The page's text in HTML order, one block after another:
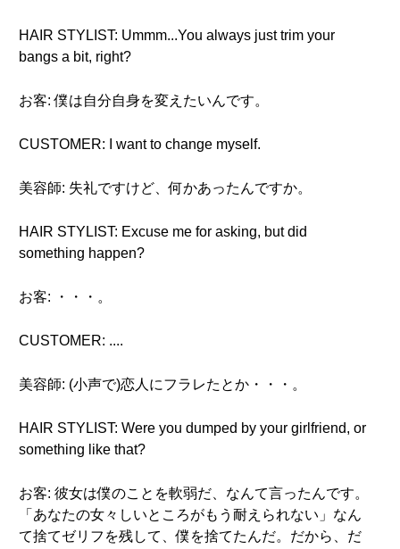
HAIR STYLIST: Ummm...You always just trim your
bangs a bit, right?
お客: 僕は自分自身を変えたいんです。
CUSTOMER: I want to change myself.
美容師: 失礼ですけど、何かあったんですか。
HAIR STYLIST: Excuse me for asking, but did
something happen?
お客: ・・・。
CUSTOMER: ....
美容師: (小声で)恋人にフラレたとか・・・。
HAIR STYLIST: Were you dumped by your girlfriend, or
something like that?
お客: 彼女は僕のことを軟弱だ、なんて言ったんです。
「あなたの女々しいところがもう耐えられない」なん
て捨てゼリフを残して、僕を捨てたんだ。だから、だ